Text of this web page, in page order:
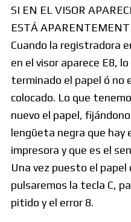
SI EN EL VISOR
ESTÁ
Cuando la registradora
en el visor aparece E8,
terminado el papel ó
colocado. Lo que
nuevo el papel,
lengüeta negra que hay
impresora y que es el
Una vez puesto el
pulsaremos la tecla C,
pitido y el error 8.